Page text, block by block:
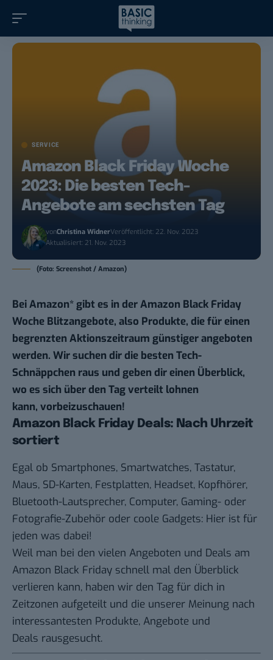
SERVICE
Amazon Black Friday Woche
2023: Die besten Tech-
Angebote am sechsten Tag
vonChristina WidnerVeröffentlicht: 22. Nov. 2023
Aktualisiert: 21. Nov. 2023
(Foto: Screenshot / Amazon)
BeiAmazon* gibt es in der Amazon Black Friday
Woche Blitzangebote, also Produkte, die für einen
begrenzten Aktionszeitraum günstiger angeboten
werden. Wir suchen dir die besten Tech-
Schnäppchen raus und geben dir einen Überblick,
wo es sich über den Tag verteilt lohnen
kann, vorbeizuschauen!
Amazon Black Friday Deals: Nach Uhrzeit
sortiert
Egal ob Smartphones, Smartwatches, Tastatur,
Maus, SD-Karten, Festplatten, Headset, Kopfhörer,
Bluetooth-Lautsprecher, Computer, Gaming- oder
Fotografie-Zubehör oder coole Gadgets: Hier ist für
jeden was dabei!
Weil man bei den vielen Angeboten und Deals am
Amazon Black Friday schnell mal den Überblick
verlieren kann, haben wir den Tag für dich in
Zeitzonen aufgeteilt und die unserer Meinung nach
interessantesten Produkte, Angebote und
Deals rausgesucht.